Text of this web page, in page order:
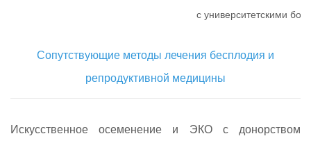
с университетскими
Cопутствующие методы лечения бесплодия и
репродуктивной медицины
Искусственное осеменение и ЭКО с донорством